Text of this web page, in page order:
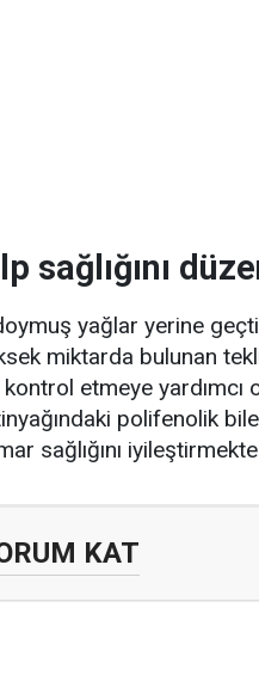
sağlığını
yağlar yerine
miktarda bulunan
etmeye yardımcı
polifenolik
sağlığını
KAT